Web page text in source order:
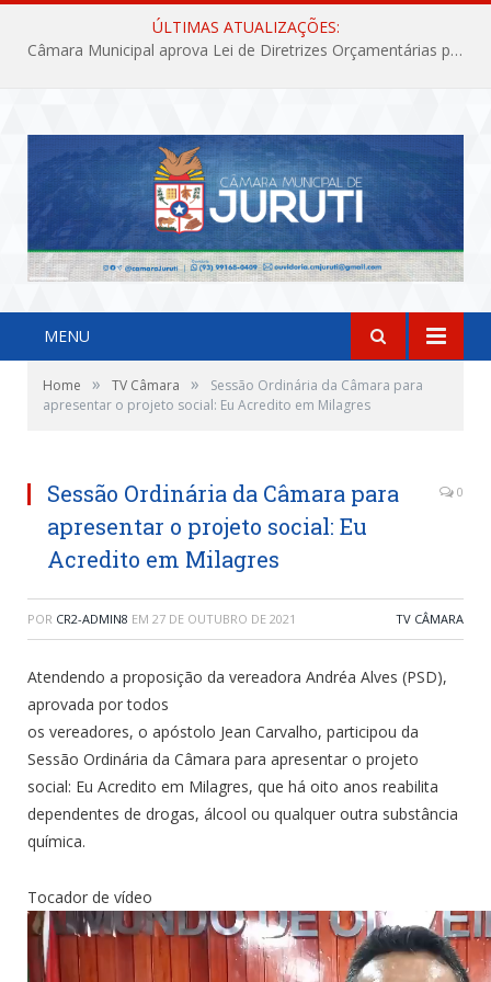
ÚLTIMAS ATUALIZAÇÕES:
Câmara Municipal aprova Lei de Diretrizes Orçamentárias para o exercício financeiro de 2027
MENU
Home » TV Câmara »
Sessão Ordinária da Câmara para
apresentar o projeto social: Eu Acredito em Milagres
Sessão Ordinária da Câmara para
apresentar o projeto social: Eu
Acredito em Milagres
0
POR CR2-ADMIN8 EM 27 DE OUTUBRO DE 2021 TV CÂMARA
Atendendo a proposição da vereadora Andréa Alves (PSD),
aprovada por todos
os vereadores, o apóstolo Jean Carvalho, participou da
Sessão Ordinária da Câmara para apresentar o projeto
social: Eu Acredito em Milagres, que há oito anos reabilita
dependentes de drogas, álcool ou qualquer outra substância
química.
Tocador de vídeo